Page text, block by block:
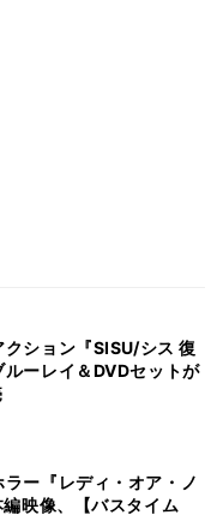
ション『SISU/シス 復
ーレイ＆DVDセットが
ー『レディ・オア・ノ
映像、【バスタイム